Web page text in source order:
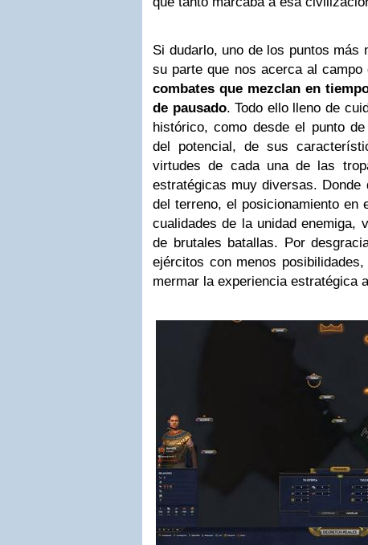
Si dudarlo, uno de los puntos más
su parte que nos acerca al campo
combates que mezclan en
de pausado. Todo ello lleno de
histórico, como desde el punto
del potencial, de sus
virtudes de cada una de las
estratégicas muy diversas. Donde
del terreno, el posicionamiento en
cualidades de la unidad enemiga,
de brutales batallas. Por
ejércitos con menos
mermar la experiencia estratégica